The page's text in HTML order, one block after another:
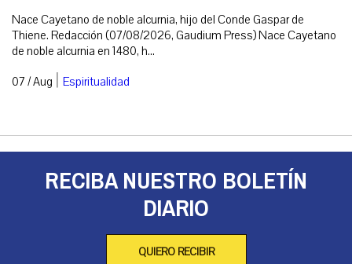
Nace Cayetano de noble alcurnia, hijo del Conde Gaspar de
Thiene. Redacción (07/08/2026, Gaudium Press) Nace Cayetano
de noble alcurnia en 1480, h...
07 / Aug | Espiritualidad
RECIBA NUESTRO BOLETÍN
DIARIO
QUIERO RECIBIR